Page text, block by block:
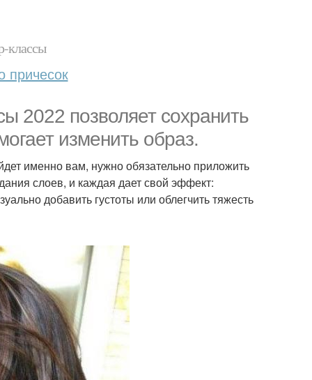
классы
причесок
2022 позволяет сохранить
изменить образ.
именно вам, нужно обязательно приложить
слоев, и каждая дает свой эффект:
добавить густоты или облегчить тяжесть